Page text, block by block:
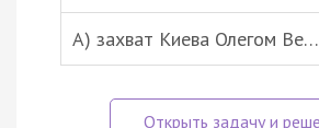
A) захват Киева Олегом Ве…